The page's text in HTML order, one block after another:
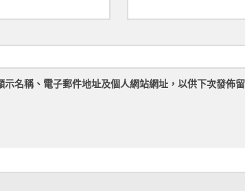
示名稱、電子郵件地址及個人網站網址，以供下次發佈